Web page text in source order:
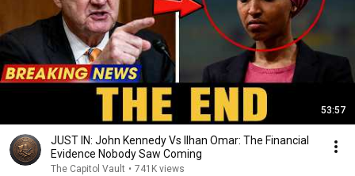
53:57
JUST IN: John Kennedy Vs Ilhan Omar: The Financial
Evidence Nobody Saw Coming
The Capitol Vault • 741K views